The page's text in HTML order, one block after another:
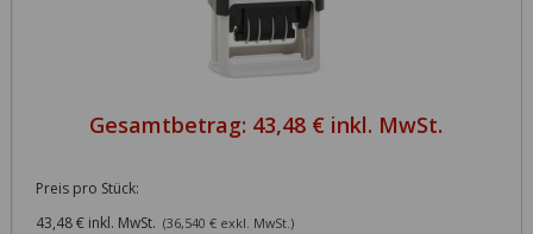
Gesamtbetrag: 43,48 € inkl. MwSt.
Preis pro Stück:
43,48 € inkl. MwSt. (36,540 € exkl. MwSt.)